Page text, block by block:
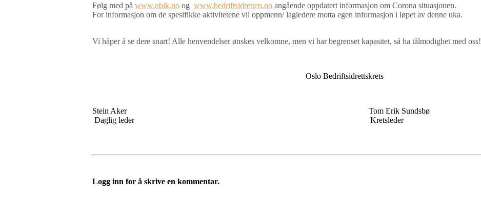
Følg med på www.obik.no og www.bedriftsidretten.no angående oppdatert informasjon om Corona situasjonen.
For informasjon om de spesifikke aktivitetene vil oppmenn/ lagledere motta egen informasjon i løpet av denne uka.
Vi håper å se dere snart! Alle henvendelser ønskes velkomne, men vi har begrenset kapasitet, så ha tålmodighet med oss!
Oslo Bedriftsidrettskrets
Stein Aker Tom Erik Sundsbø
Daglig leder Kretsleder
Logg inn for å skrive en kommentar.